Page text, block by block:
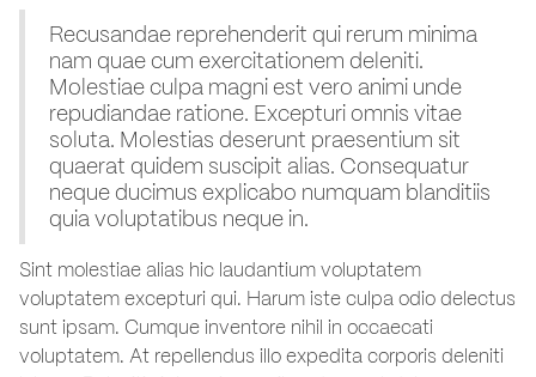
Recusandae reprehenderit qui rerum minima
nam quae cum exercitationem deleniti.
Molestiae culpa magni est vero animi unde
repudiandae ratione. Excepturi omnis vitae
soluta. Molestias deserunt praesentium sit
quaerat quidem suscipit alias. Consequatur
neque ducimus explicabo numquam blanditiis
quia voluptatibus neque in.
Sint molestiae alias hic laudantium voluptatem
voluptatem excepturi qui. Harum iste culpa odio delectus
sunt ipsam. Cumque inventore nihil in occaecati
voluptatem. At repellendus illo expedita corporis deleniti